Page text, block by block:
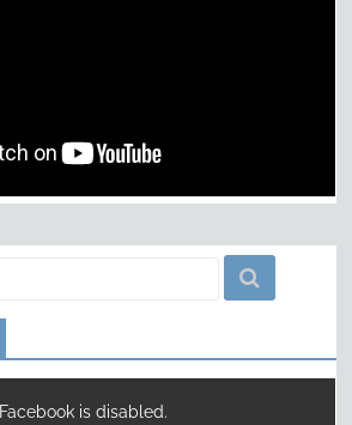
Facebook is disabled.